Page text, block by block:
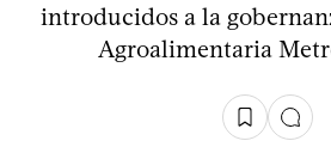
introducidos a la
Agroalimentaria